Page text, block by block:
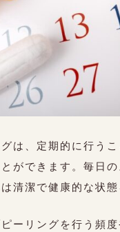
は、定期的に行う
ができます。毎日
清潔で健康的な状態
ーリングを行う頻